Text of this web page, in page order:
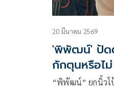
20 มีนาคม 2569
'พิพัฒน์' ปัด
กักตุนหรือไ
3 แสนลิตร
“พิพัฒน์” ยกนิ้วโ